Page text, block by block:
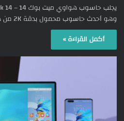
وهو أحدث حاسوب محمول بدقة 2K من هواوي، تصميم…
أكمل القراءة »